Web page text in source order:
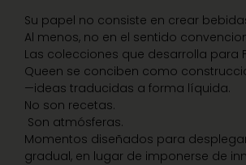
Su papel no consiste en crear
Al menos, no en el sentido
Las colecciones que desarrolla para
Queen se conciben como
—ideas traducidas a forma líquida.
No son recetas.
Son atmósferas.
Momentos diseñados para
gradual, en lugar de imponerse de